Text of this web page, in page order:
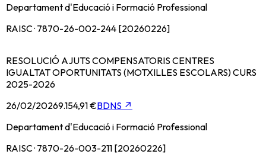
Departament d'Educació i Formació Professional
RAISC · 7870-26-002-244 [20260226]
RESOLUCIÓ AJUTS COMPENSATORIS CENTRES
IGUALTAT OPORTUNITATS (MOTXILLES ESCOLARS) CURS
2025-2026
26/02/20269.154,91 €BDNS ↗
Departament d'Educació i Formació Professional
RAISC · 7870-26-003-211 [20260226]